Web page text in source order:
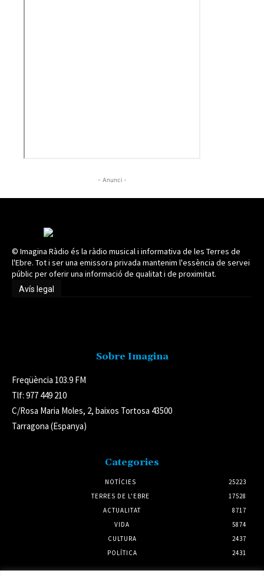
- Anunci -
© Imagina Ràdio és la ràdio musical i informativa de les Terres de
l'Ebre. Tot i ser una emissora privada mantenim l'essència de servei
públic per oferir una informació de qualitat i de proximitat.
Avís legal
Sobre Imagina
Freqüència 103.9 FM
Tlf: 977 449 210
C/Rosa Maria Moles, 2, baixos Tortosa 43500
Tarragona (Espanya)
Categories
NOTÍCIES
25223
TERRES DE L'EBRE
17528
ACTUALITAT
8717
VIDA
5874
CULTURA
2437
POLÍTICA
2431